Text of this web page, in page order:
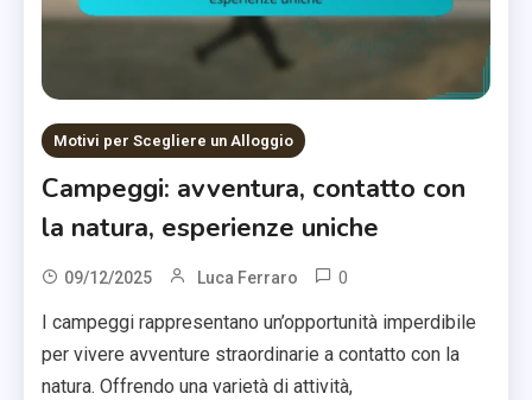
Motivi per Scegliere un Alloggio
Campeggi: avventura, contatto con
la natura, esperienze uniche
09/12/2025 Luca Ferraro 0
I campeggi rappresentano un’opportunità imperdibile
per vivere avventure straordinarie a contatto con la
natura. Offrendo una varietà di attività,